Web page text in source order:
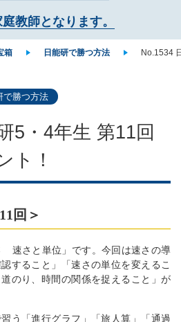
教師となります。
箱 日能研で勝つ方法 No.1534
で勝つ方法
5・4年生 第11回
ト！
回＞
速さと単位」です。今回は速さの導
すること」「速さの単位を変えるこ
のり、時間の関係を捉えること」が
う「進行グラフ」「旅人算」「通過